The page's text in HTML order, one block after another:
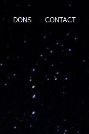
DONS CONTACT